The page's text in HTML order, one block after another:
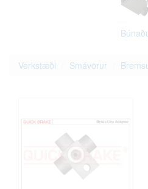
Verkstæði Smávörur